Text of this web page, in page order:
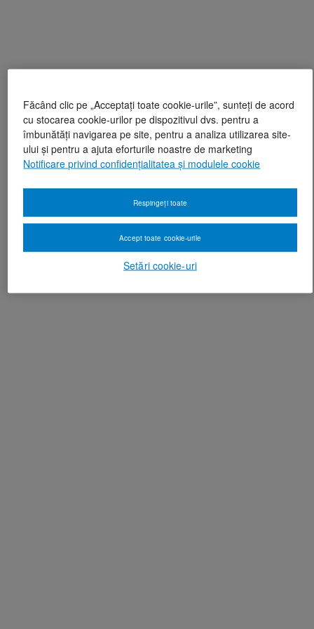
Făcând clic pe „Acceptați toate cookie-urile”, sunteți de acord
cu stocarea cookie-urilor pe dispozitivul dvs. pentru a
îmbunătăți navigarea pe site, pentru a analiza utilizarea site-
ului și pentru a ajuta eforturile noastre de marketing
Notificare privind confidențialitatea și modulele cookie
Setări cookie-uri
Respingeți toate
Accept toate cookie-urile